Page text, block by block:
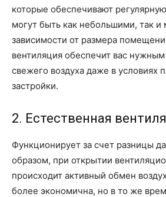
которые обеспечивают
могут быть как небольшими, так
зависимости от размера
вентиляция обеспечит вас
свежего воздуха даже в условиях
застройки.
2. Естественная
Функционирует за счет разницы
образом, при открытии
происходит активный обмен
более экономична, но в то же